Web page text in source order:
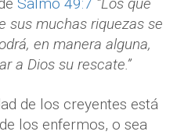
Salmo 49:7 “Los que
sus muchas riquezas se
en manera alguna,
a Dios su rescate.”
de los creyentes está
los enfermos, o sea